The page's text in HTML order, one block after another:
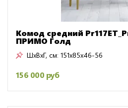
Комод средний
ПРИМО Голд
ШxВxГ, см: 151x85x46-56
156 000 руб